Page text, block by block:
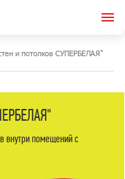
и потолков СУПЕРБЕЛАЯ"
внутри помещений с